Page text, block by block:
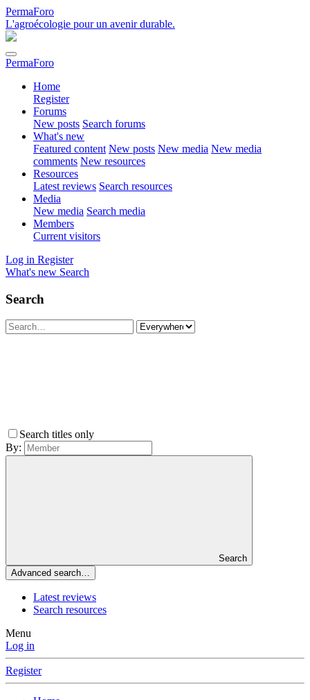
PermaForo
L'agroécologie pour un avenir durable.
PermaForo
Home
Register
Forums
New posts Search forums
What's new
Featured content New posts New media New media
comments New resources
Resources
Latest reviews Search resources
Media
New media Search media
Members
Current visitors
Log in Register
What's new Search
Search
Search titles only
By:
Search
Advanced search…
Latest reviews
Search resources
Menu
Log in
Register